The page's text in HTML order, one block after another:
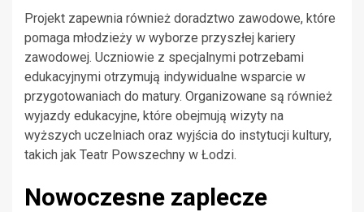
Projekt zapewnia również doradztwo zawodowe, które
pomaga młodzieży w wyborze przyszłej kariery
zawodowej. Uczniowie z specjalnymi potrzebami
edukacyjnymi otrzymują indywidualne wsparcie w
przygotowaniach do matury. Organizowane są również
wyjazdy edukacyjne, które obejmują wizyty na
wyższych uczelniach oraz wyjścia do instytucji kultury,
takich jak Teatr Powszechny w Łodzi.
Nowoczesne zaplecze